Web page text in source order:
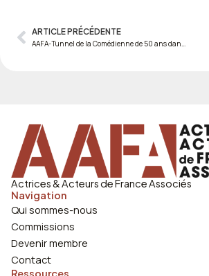
Prev
ARTICLE PRÉCÉDENTE
AAFA-Tunnel de la Comédienne de 50 ans dans le rapport du HCE
Actrices & Acteurs de France Associés
Navigation
Qui sommes-nous
Commissions
Devenir membre
Contact
Ressources